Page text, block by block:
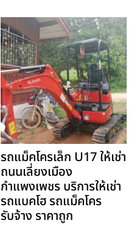
รถแม็คโครเล็ก U17 ให้เช่า
ถนนเลี่ยงเมือง
กำแพงเพชร บริการให้เช่า
รถแบคโฮ รถแม็คโคร
รับจ้าง ราคาถูก